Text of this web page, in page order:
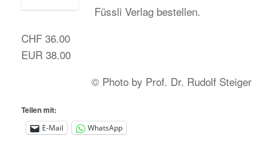
Füssli Verlag bestellen.
CHF 36.00
EUR 38.00
© Photo by Prof. Dr. Rudolf Steiger
Teilen mit:
E-Mail WhatsApp